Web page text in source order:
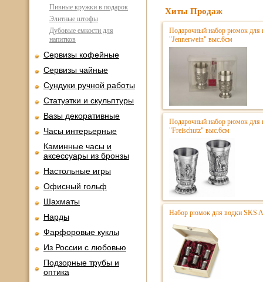
Пивные кружки в подарок
Элитные штофы
Дубовые емкости для
напитков
Сервизы кофейные
Сервизы чайные
Сундуки ручной работы
Статуэтки и скульптуры
Вазы декоративные
Часы интерьерные
Каминные часы и
аксессуары из бронзы
Настольные игры
Офисный гольф
Шахматы
Нарды
Фарфоровые куклы
Из России с любовью
Подзорные трубы и
оптика
Хиты Продаж
Подарочный набор рюмок для
"Jennerwein" выс.6см
Подарочный набор рюмок для
"Freischutz" выс.6см
Набор рюмок для водки SKS